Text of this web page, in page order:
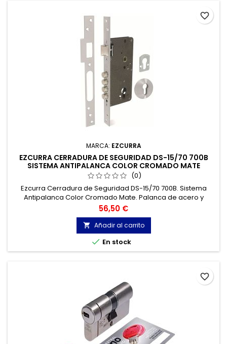
MARCA: EZCURRA
EZCURRA CERRADURA DE SEGURIDAD DS-15/70 700B
SISTEMA ANTIPALANCA COLOR CROMADO MATE
(0)
Ezcurra Cerradura de Seguridad DS-15/70 700B. Sistema
Antipalanca Color Cromado Mate. Palanca de acero y
picaporte reversible. Entrada 50 mm. Cilindro de seguridad
ds1570 desc. Escudo 410p.
Precio
56,50 €
 Añadir al carrito
 En stock
favorite_border
favorite_border